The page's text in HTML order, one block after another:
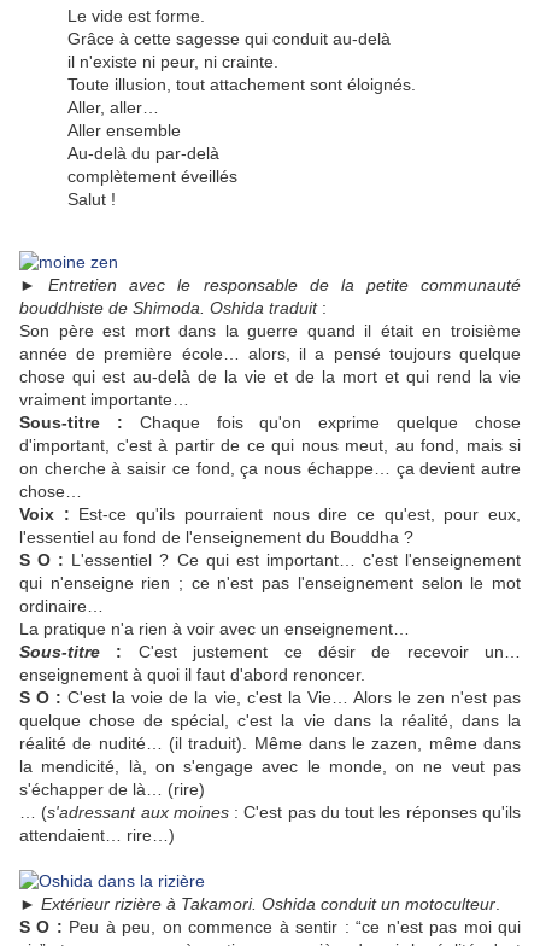
Le vide est forme.
Grâce à cette sagesse qui conduit au-delà
il n'existe ni peur, ni crainte.
Toute illusion, tout attachement sont éloignés.
Aller, aller…
Aller ensemble
Au-delà du par-delà
complètement éveillés
Salut !
►Entretien avec le responsable de la petite communauté
bouddhiste de Shimoda. Oshida traduit:
Son père est mort dans la guerre quand il était en troisième
année de première école… alors, il a pensé toujours quelque
chose qui est au-delà de la vie et de la mort et qui rend la vie
vraiment importante…
Sous-titre : Chaque fois qu'on exprime quelque chose
d'important, c'est à partir de ce qui nous meut, au fond, mais si
on cherche à saisir ce fond, ça nous échappe… ça devient autre
chose…
Voix : Est-ce qu'ils pourraient nous dire ce qu'est, pour eux,
l'essentiel au fond de l'enseignement du Bouddha ?
S O : L'essentiel ? Ce qui est important… c'est l'enseignement
qui n'enseigne rien ; ce n'est pas l'enseignement selon le mot
ordinaire…
La pratique n'a rien à voir avec un enseignement…
Sous-titre : C'est justement ce désir de recevoir un…
enseignement à quoi il faut d'abord renoncer.
S O : C'est la voie de la vie, c'est la Vie… Alors le zen n'est pas
quelque chose de spécial, c'est la vie dans la réalité, dans la
réalité de nudité… (il traduit). Même dans le zazen, même dans
la mendicité, là, on s'engage avec le monde, on ne veut pas
s'échapper de là… (rire)
… (s'adressant aux moines: C'est pas du tout les réponses qu'ils
attendaient… rire…)
► Extérieur rizière à Takamori. Oshida conduit un motoculteur
S O : Peu à peu, on commence à sentir : “ce n'est pas moi qui